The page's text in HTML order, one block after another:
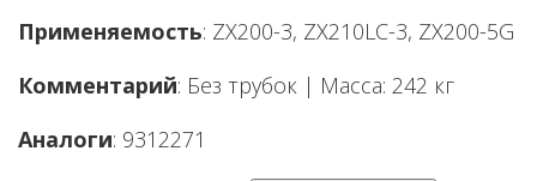
Применяемость: ZX200-3, ZX210LC-3, ZX200-5G
Комментарий: Без трубок | Масса: 242 кг
Аналоги: 9312271